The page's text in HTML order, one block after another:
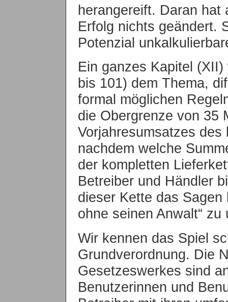
herangereift. Daran hat
Erfolg nichts geändert.
Potenzial
Ein ganzes Kapitel
bis 101) dem Thema,
formal möglichen
die Obergrenze von 35
Vorjahresumsatzes
nachdem welche
der kompletten
Betreiber und Händler
dieser Kette das Sagen
ohne seinen Anwalt“ zu
Wir kennen das Spiel
Grundverordnung. Die
Gesetzeswerkes sind
Benutzerinnen und